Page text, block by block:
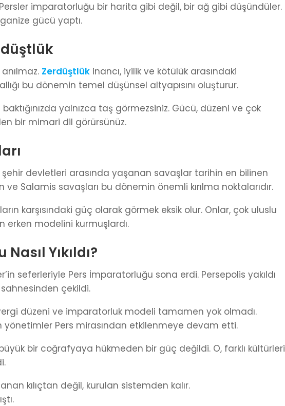
imparatorluğu bir harita gibi değil, bir ağ gibi düşündüler.
gücü yaptı.
Zerdüştlük inancı, iyilik ve kötülük arasındaki
bu dönemin temel düşünsel altyapısını oluşturur.
yalnızca taş görmezsiniz. Gücü, düzeni ve çok
bir mimari dil görürsünüz.
devletleri arasında yaşanan savaşlar tarihin en bilinen
ve Salamis savaşları bu dönemin önemli kırılma noktalarıdır.
karşısındaki güç olarak görmek eksik olur. Onlar, çok uluslu
modelini kurmuşlardı.
Yıkıldı?
seferleriyle Pers İmparatorluğu sona erdi. Persepolis yakıldı
çekildi.
düzeni ve imparatorluk modeli tamamen yok olmadı.
yönetimler Pers mirasından etkilenmeye devam etti.
bir coğrafyaya hükmeden bir güç değildi. O, farklı kültürleri
kılıçtan değil, kurulan sistemden kalır.